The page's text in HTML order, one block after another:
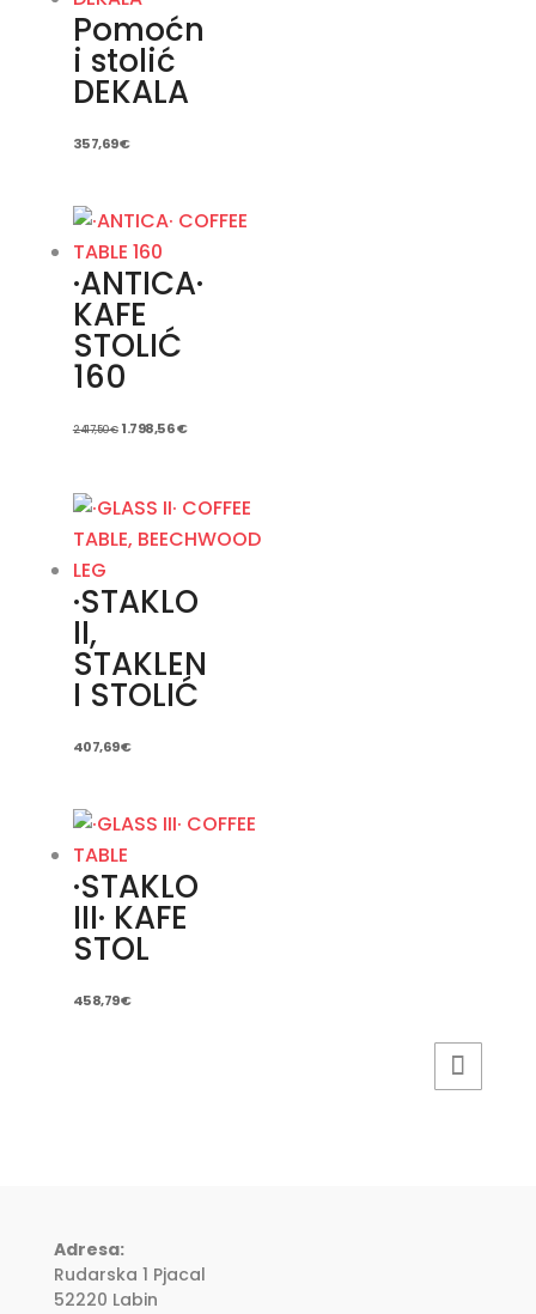
Pomoćn
i stolić
DEKALA
357,69€
·ANTICA·
KAFE
STOLIĆ
160
2.417,50€ Izvorna
je:
2.417,50 €.
1.798,56€Trenutna
1.798,56 €.
·STAKLO
II,
STAKLEN
I STOLIĆ
407,69€
·STAKLO
III· KAFE
STOL
458,79€
Adresa:
Rudarska 1 Pjacal
52220 Labin